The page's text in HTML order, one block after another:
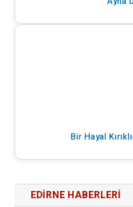
Bir Hayal
EDIRNE HABERLERI